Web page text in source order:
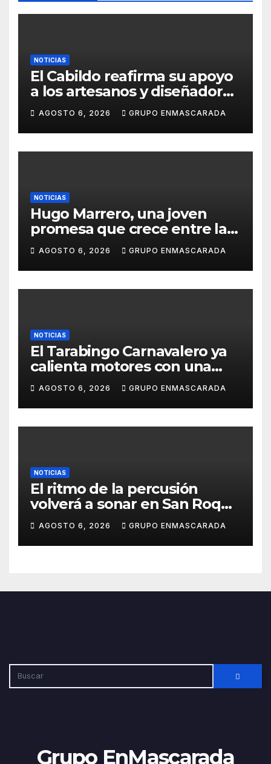
NOTICIAS
El Cabildo reafirma su apoyo
a los artesanos y diseñadores
del Carnaval de Tenerife
AGOSTO 6, 2026 GRUPO ENMASCARADA
NOTICIAS
Hugo Marrero, una joven
promesa que crece entre la
música y la pasión por el
Carnaval
AGOSTO 6, 2026 GRUPO ENMASCARADA
NOTICIAS
El Tarabingo Carnavalero ya
calienta motores con una
nueva edición cargada de
sorpresas
AGOSTO 6, 2026 GRUPO ENMASCARADA
NOTICIAS
El ritmo de la percusión
volverá a sonar en San Roque
con un taller abierto a todos
los públicos
AGOSTO 6, 2026 GRUPO ENMASCARADA
Grupo EnMascarada